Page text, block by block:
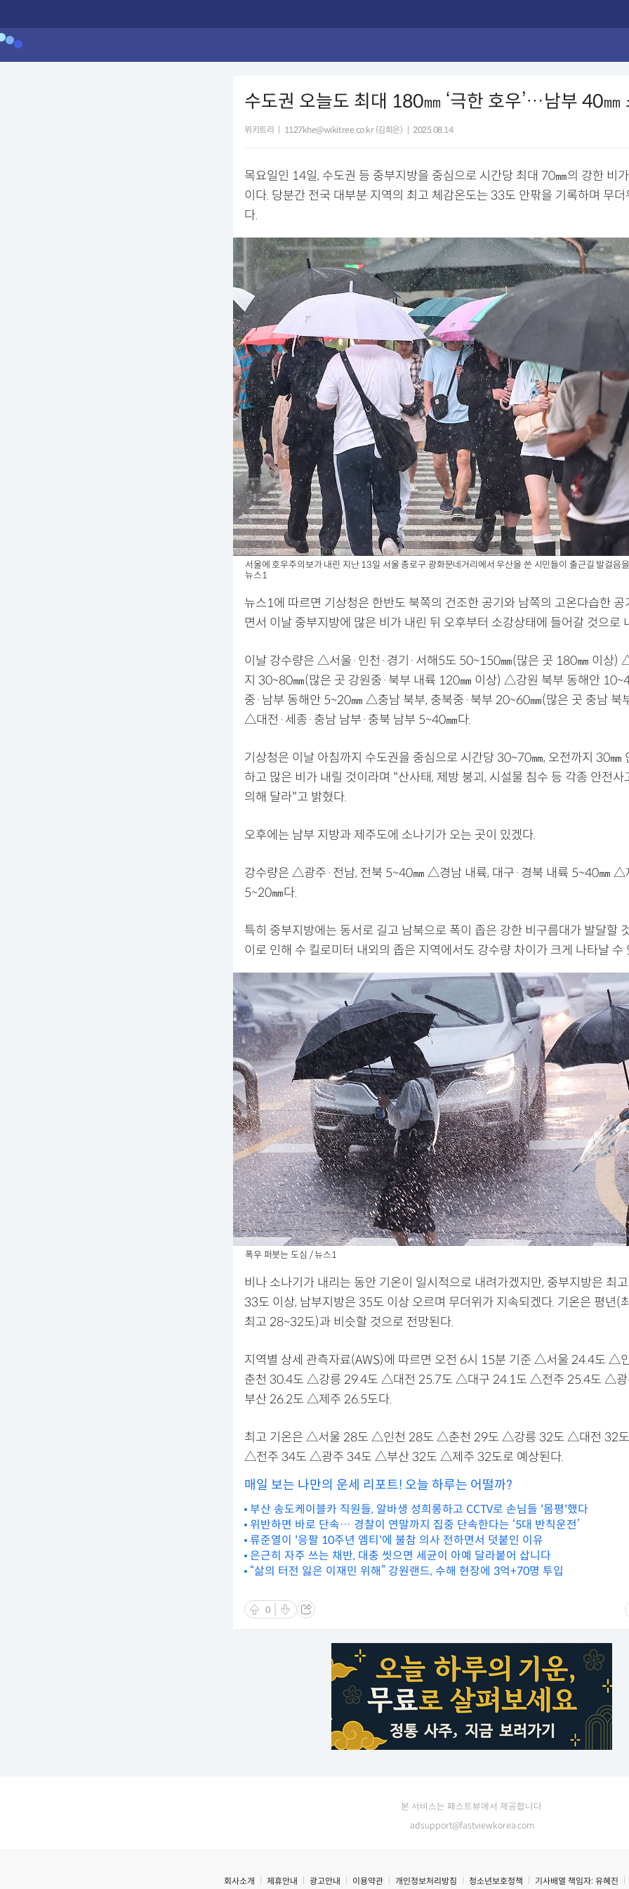
수도권 오늘도 최대 180㎜ ‘극한 호우’…남부 40㎜
위키트리 1127khe@wikitree.co.kr (김희은) 2025.08.14
목요일인 14일, 수도권 등 중부지방을 중심으로 시간당 최대 70㎜의 강한 비
이다. 당분간 전국 대부분 지역의 최고 체감온도는 33도 안팎을 기록하며 무
다.
서울에 호우주의보가 내린 지난 13일 서울 종로구 광화문네거리에서 우산을 쓴 시민들이 출근길 발걸음
뉴스1
뉴스1에 따르면 기상청은 한반도 북쪽의 건조한 공기와 남쪽의 고온다습한
면서 이날 중부지방에 많은 비가 내린 뒤 오후부터 소강상태에 들어갈 것으로
이날 강수량은 △서울·인천·경기·서해5도 50~150㎜(많은 곳 180㎜ 이상)
지 30~80㎜(많은 곳 강원중·북부 내륙 120㎜ 이상) △강원 북부 동해안
중·남부 동해안 5~20㎜ △충남 북부, 충북중·북부 20~60㎜(많은 곳 충남 북
△대전·세종·충남 남부·충북 남부 5~40㎜다.
기상청은 이날 아침까지 수도권을 중심으로 시간당 30~70㎜, 오전까지 30㎜
하고 많은 비가 내릴 것이라며 "산사태, 제방 붕괴, 시설물 침수 등 각종 안전사
의해 달라"고 밝혔다.
오후에는 남부 지방과 제주도에 소나기가 오는 곳이 있겠다.
강수량은 △광주·전남, 전북 5~40㎜ △경남 내륙, 대구·경북 내륙 5~40㎜ △
5~20㎜다.
특히 중부지방에는 동서로 길고 남북으로 폭이 좁은 강한 비구름대가 발달할
이로 인해 수 킬로미터 내외의 좁은 지역에서도 강수량 차이가 크게 나타날 수
폭우 퍼붓는 도심 / 뉴스1
비나 소나기가 내리는 동안 기온이 일시적으로 내려가겠지만, 중부지방은 최
33도 이상, 남부지방은 35도 이상 오르며 무더위가 지속되겠다. 기온은 평년(
최고 28~32도)과 비슷할 것으로 전망된다.
지역별 상세 관측자료(AWS)에 따르면 오전 6시 15분 기준 △서울 24.4도 △
춘천 30.4도 △강릉 29.4도 △대전 25.7도 △대구 24.1도 △전주 25.4도 △
부산 26.2도 △제주 26.5도다.
최고 기온은 △서울 28도 △인천 28도 △춘천 29도 △강릉 32도 △대전 32
△전주 34도 △광주 34도 △부산 32도 △제주 32도로 예상된다.
매일 보는 나만의 운세 리포트! 오늘 하루는 어떨까?
부산 송도케이블카 직원들, 알바생 성희롱하고 CCTV로 손님들 '몸평'했다
위반하면 바로 단속… 경찰이 연말까지 집중 단속한다는 ‘5대 반칙운전’
류준열이 '응팔 10주년 엠티'에 불참 의사 전하면서 덧붙인 이유
은근히 자주 쓰는 채반, 대충 씻으면 세균이 아예 달라붙어 삽니다
“삶의 터전 잃은 이재민 위해” 강원랜드, 수해 현장에 3억+70명 투입
0
본 서비스는 패스트뷰에서 제공합니다.
adsupport@fastviewkorea.com
회사소개 제휴안내 광고안내 이용약관 개인정보처리방침 청소년보호정책 기사배열 책임자: 유혜진